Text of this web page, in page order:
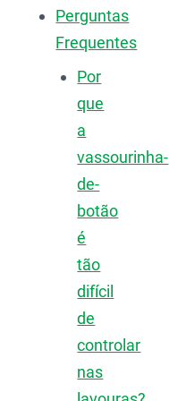
Perguntas
Frequentes
Por
que
a
vassourinha-
de-
botão
é
tão
difícil
de
controlar
nas